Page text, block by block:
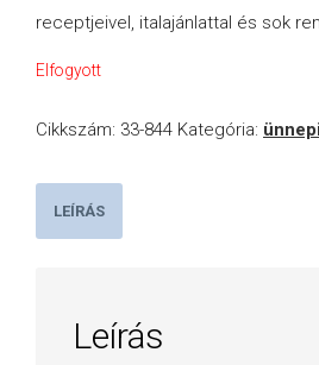
receptjeivel, italajánlattal és sok
Elfogyott
Cikkszám: 33-844 Kategória:
LEÍRÁS
Leírás